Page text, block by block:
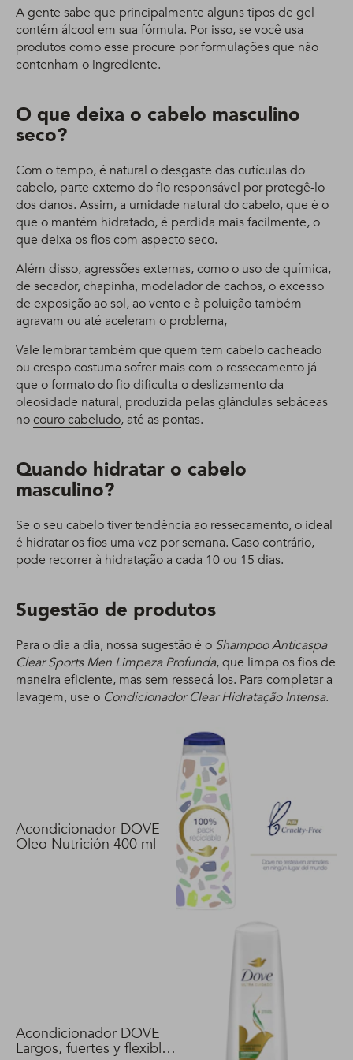
A gente sabe que principalmente alguns tipos de gel
contém álcool em sua fórmula. Por isso, se você usa
produtos como esse procure por formulações que não
contenham o ingrediente.
O que deixa o cabelo masculino
seco?
Com o tempo, é natural o desgaste das cutículas do
cabelo, parte externo do fio responsável por protegê-lo
dos danos. Assim, a umidade natural do cabelo, que é o
que o mantém hidratado, é perdida mais facilmente, o
que deixa os fios com aspecto seco.
Além disso, agressões externas, como o uso de química,
de secador, chapinha, modelador de cachos, o excesso
de exposição ao sol, ao vento e à poluição também
agravam ou até aceleram o problema,
Vale lembrar também que quem tem cabelo cacheado
ou crespo costuma sofrer mais com o ressecamento já
que o formato do fio dificulta o deslizamento da
oleosidade natural, produzida pelas glândulas sebáceas
nocouro cabeludo, até as pontas.
Quando hidratar o cabelo
masculino?
Se o seu cabelo tiver tendência ao ressecamento, o ideal
é hidratar os fios uma vez por semana. Caso contrário,
pode recorrer à hidratação a cada 10 ou 15 dias.
Sugestão de produtos
Para o dia a dia, nossa sugestão é o Shampoo Anticaspa
Clear Sports Men Limpeza Profunda, que limpa os fios de
maneira eficiente, mas sem ressecá-los. Para completar a
lavagem, use o Condicionador Clear Hidratação Intensa.
Acondicionador DOVE
Oleo Nutrición 400 ml
Acondicionador DOVE
Largos, fuertes y flexibles